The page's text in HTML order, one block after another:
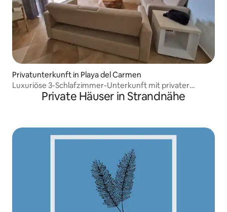
Privatunterkunft in Playa del Carmen
Luxuriöse 3-Schlafzimmer-Unterkunft mit privater
DachterrassePrivate Häuser in Strandnähe